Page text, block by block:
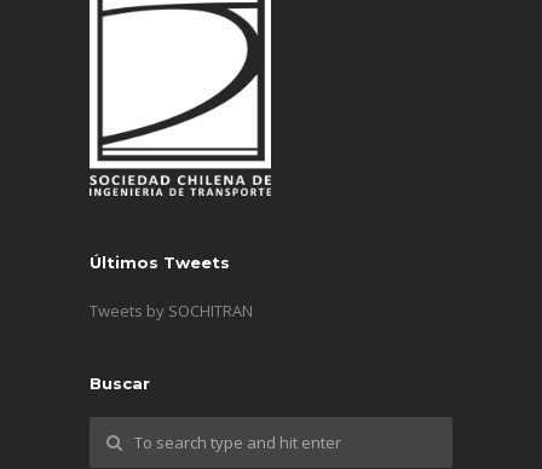
Últimos Tweets
Tweets by SOCHITRAN
Buscar